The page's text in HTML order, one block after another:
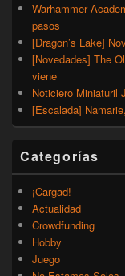
Warhammer
pasos
[Dragon’s Lake]
[Novedades] The
viene
Noticiero Miniaturil
[Escalada]
Categorías
¡Cargad!
Actualidad
Crowdfunding
Hobby
Juego